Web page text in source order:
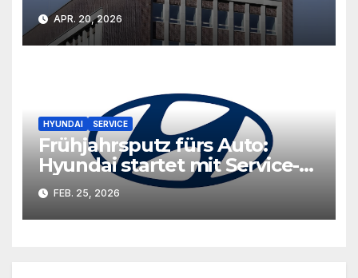
Gebrauchtwagenangeboten
APR. 20, 2026
HYUNDAI SERVICE
Frühjahrsputz fürs Auto:
Hyundai startet mit Service-
Aktion in die neue Saison
FEB. 25, 2026